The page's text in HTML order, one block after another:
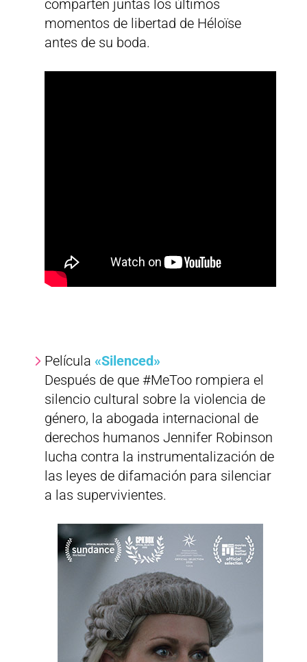
comparten juntas los últimos
momentos de libertad de Héloïse
antes de su boda.
Película «Silenced»
Después de que #MeToo rompiera el
silencio cultural sobre la violencia de
género, la abogada internacional de
derechos humanos Jennifer Robinson
lucha contra la instrumentalización de
las leyes de difamación para silenciar
a las supervivientes.